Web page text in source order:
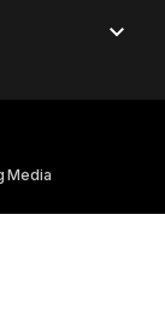
Media